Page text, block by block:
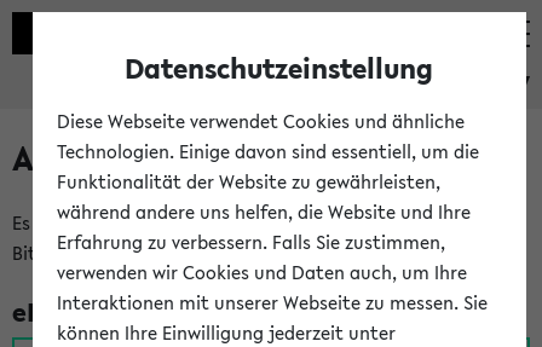
eKVV
Anmeldung am eKVV
Es gibt mehrere Möglichkeiten zur Anmeldung am eKVV.
Bitte wählen Sie die für Sie richtige aus:
eKVV für Studierende
Datenschutzeinstellung
Diese Webseite verwendet Cookies und ähnliche
Technologien. Einige davon sind essentiell, um die
Funktionalität der Website zu gewährleisten,
während andere uns helfen, die Website und Ihre
Erfahrung zu verbessern. Falls Sie zustimmen,
verwenden wir Cookies und Daten auch, um Ihre
Interaktionen mit unserer Webseite zu messen. Sie
können Ihre Einwilligung jederzeit unter